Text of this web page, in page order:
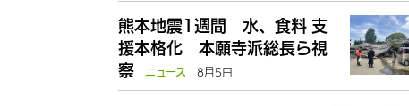
熊本地震1週間 水、食料 支
援本格化 本願寺派総長ら視
察
ニュース 8月5日